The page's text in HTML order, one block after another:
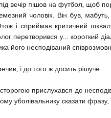
вечір пішов на футбол, щоб
чоловік. Він був,
і сприймав критичний
перетворився у... короткий
його несподіваний
і до того ж досить рішуче:
прислухався до
уболівальнику сказати